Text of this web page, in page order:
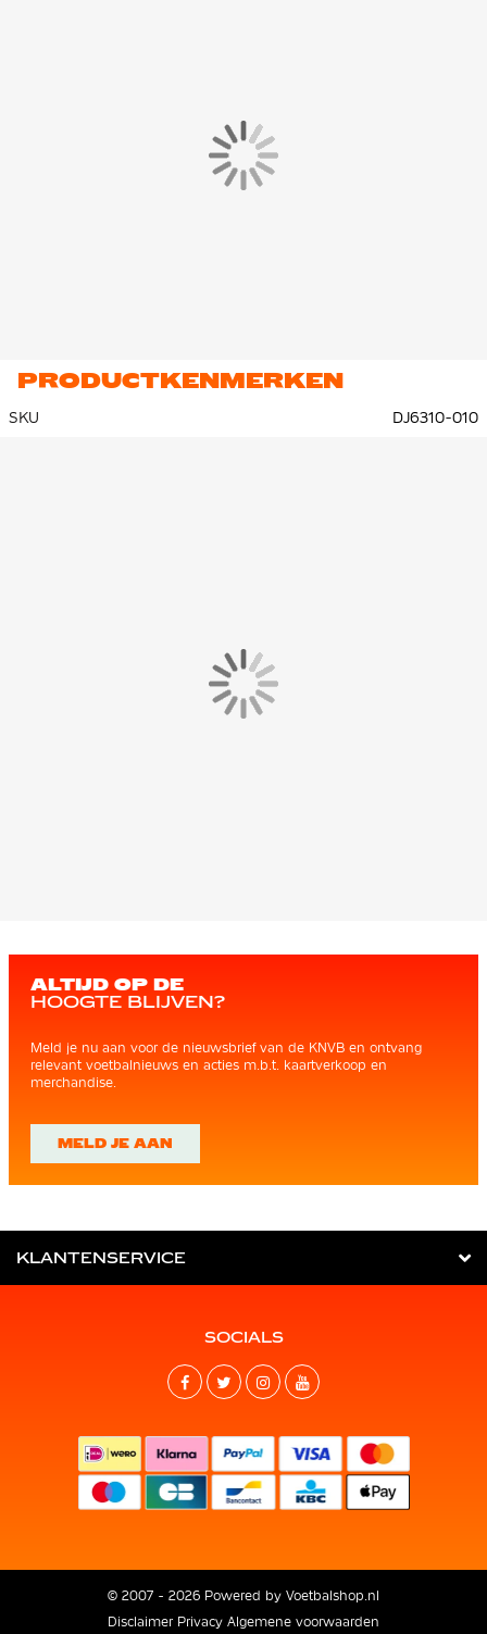
PRODUCTKENMERKEN
SKU DJ6310-010
ALTIJD OP DE
HOOGTE BLIJVEN?
Meld je nu aan voor de nieuwsbrief van de KNVB en ontvang
relevant voetbalnieuws en acties m.b.t. kaartverkoop en
merchandise.
MELD JE AAN
KLANTENSERVICE
SOCIALS
© 2007 - 2026 Powered by Voetbalshop.nl
Disclaimer Privacy Algemene voorwaarden